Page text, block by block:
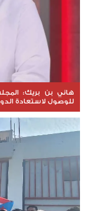
هاني بن بريك:
للوصول لاستعادة